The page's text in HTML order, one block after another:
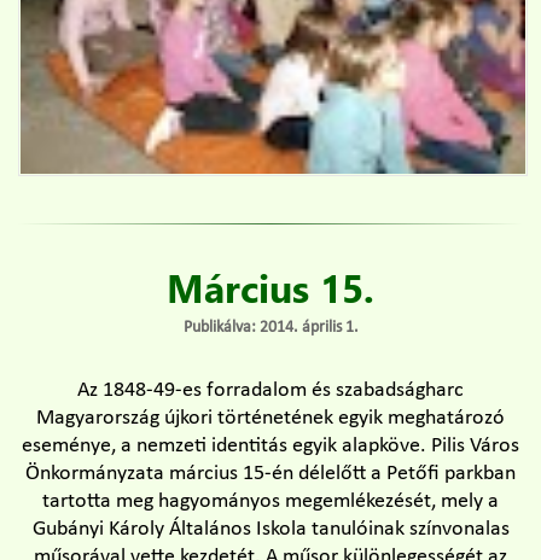
Március 15.
Publikálva: 2014. április 1.
Az 1848-49-es forradalom és szabadságharc
Magyarország újkori történetének egyik meghatározó
eseménye, a nemzeti identitás egyik alapköve. Pilis Város
Önkormányzata március 15-én délelőtt a Petőfi parkban
tartotta meg hagyományos megemlékezését, mely a
Gubányi Károly Általános Iskola tanulóinak színvonalas